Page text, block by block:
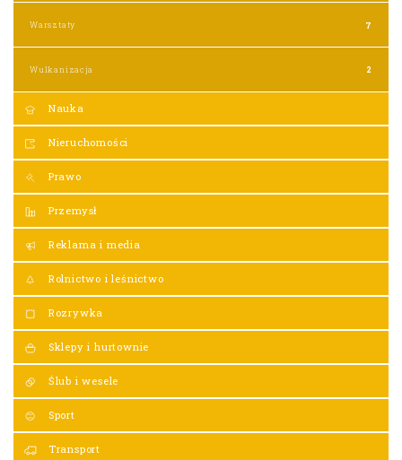
Warsztaty 7
Wulkanizacja 2
Nauka
Nieruchomości
Prawo
Przemysł
Reklama i media
Rolnictwo i leśnictwo
Rozrywka
Sklepy i hurtownie
Ślub i wesele
Sport
Transport